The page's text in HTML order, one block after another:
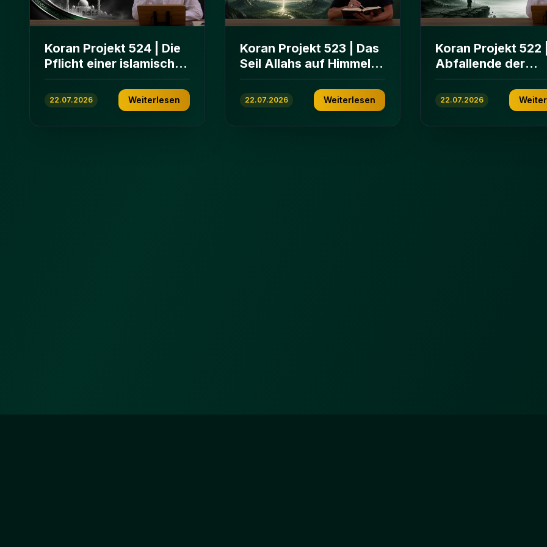
Koran Projekt 524 | Die
Pflicht einer islamischen
Gemeinschaft | Sure Āl
ʿImrān 103-112
22.07.2026 Weiterlesen
Koran Projekt 523 | Das
Seil Allahs auf Himmeln
und Erden | Sure Āl
ʿImrān 103-112
22.07.2026 Weiterlesen
Koran Projekt 522 |
Abfallende der
islamischen
Gemeinschaft |
ʿImrān 86-102
22.07.2026